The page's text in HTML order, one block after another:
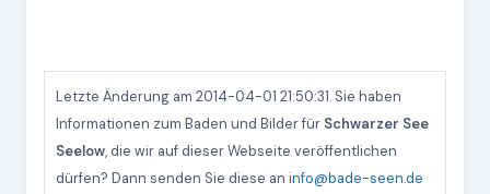
Letzte Änderung am 2014-04-01 21:50:31. Sie haben
Informationen zum Baden und Bilder für Schwarzer See
Seelow, die wir auf dieser Webseite veröffentlichen
dürfen? Dann senden Sie diese an info@bade-seen.de